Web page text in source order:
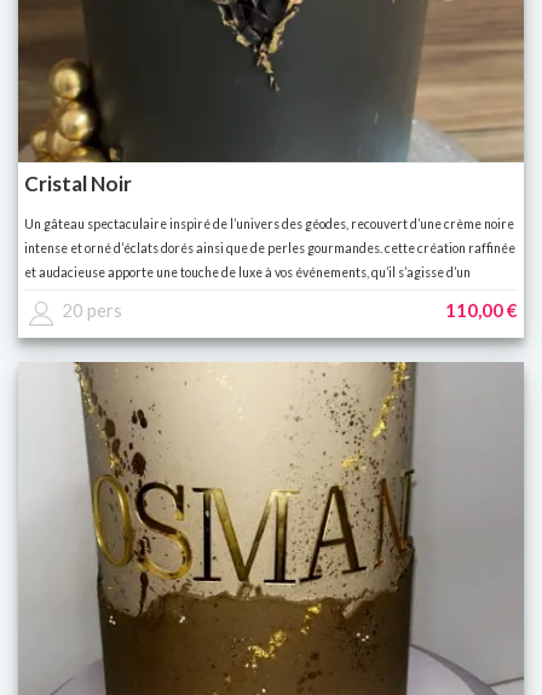
Cristal Noir
Un gâteau spectaculaire inspiré de l’univers des géodes, recouvert d’une crème noire
intense et orné d’éclats dorés ainsi que de perles gourmandes. cette création raffinée
et audacieuse apporte une touche de luxe à vos événements, qu’il s’agisse d’un
20 pers 110,00 €